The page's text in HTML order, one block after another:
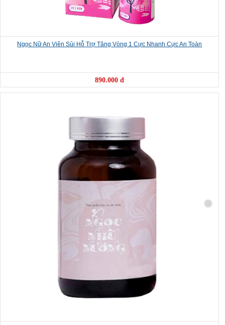
Ngọc Nữ An Viên Sủi Hỗ Trợ Tăng Vòng 1 Cực Nhanh Cực An Toàn
890.000 đ